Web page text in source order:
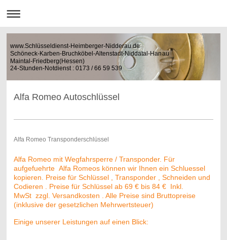
www.Schlüsseldienst-Heimberger-Nidderau.de
Schöneck-Karben-Bruchköbel-Altenstadt-Niddatal-Hanau
Maintal-Friedberg(Hessen)
24-Stunden-Notdienst : 0173 / 66 59 539
Alfa Romeo Autoschlüssel
Alfa Romeo Transponderschlüssel
Alfa Romeo mit Wegfahrsperre / Transponder. Für
aufgefuehrte Alfa Romeos können wir Ihnen ein Schluessel
kopieren. Preise für Schlüssel , Transponder , Schneiden und
Codieren . Preise für Schlüssel ab 69 € bis 84 € Inkl.
MwSt zzgl. Versandkosten . Alle Preise sind Bruttopreise
(inklusive der gesetzlichen Mehrwertsteuer)
Einige unserer Leistungen auf einen Blick: